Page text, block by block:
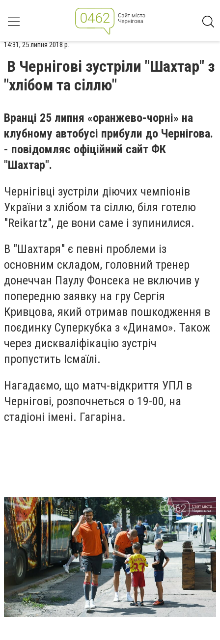
14:31, 25 липня 2018 р.
В Чернігові зустріли "Шахтар" з
"хлібом та сіллю"
Вранці 25 липня «оранжево-чорні» на
клубному автобусі прибули до Чернігова.
- повідомляє офіційний сайт ФК
"Шахтар".
Чернігівці зустріли діючих чемпіонів
України з хлібом та сіллю, біля готелю
"Reikartz", де вони саме і зупинилися.
В "Шахтаря" є певні проблеми із
основним складом, головний тренер
донеччан Паулу Фонсека не включив у
попередню заявку на гру Сергія
Кривцова, який отримав пошкодження в
поєдинку Суперкубка з «Динамо». Також
через дискваліфікацію зустріч
пропустить Ісмаїлі.
Нагадаємо, що матч-відкриття УПЛ в
Чернігові, розпочнеться о 19-00, на
стадіоні імені. Гагаріна.